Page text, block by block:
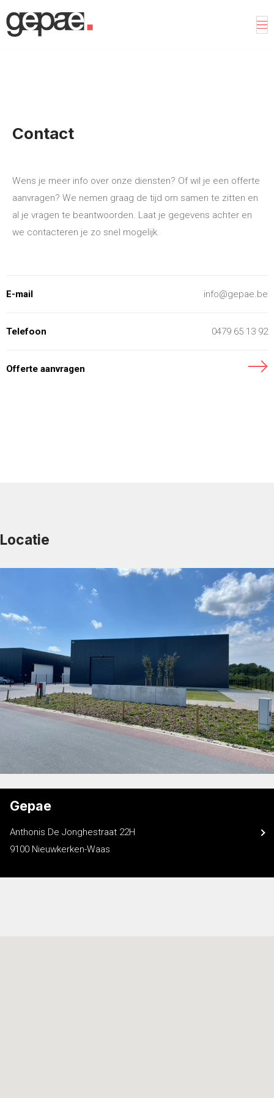
Contact
Wens je meer info over onze diensten? Of wil je een offerte
aanvragen? We nemen graag de tijd om samen te zitten en
al je vragen te beantwoorden. Laat je gegevens achter en
we contacteren je zo snel mogelijk.
E-mail info@gepae.be
Telefoon 0479 65 13 92
Offerte aanvragen
Locatie
Gepae
Anthonis De Jonghestraat 22H
9100 Nieuwkerken-Waas